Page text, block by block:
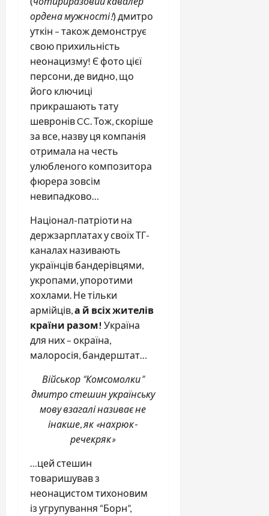
ордена мужності!) дмитро
уткін – також демонструє
свою прихильність
неонацизму! Є фото цієї
персони, де видно, що
його ключиці
прикрашають тату
шевронів CC. Тож, скоріше
за все, назву ця компанія
отримала на честь
улюбленого композитора
фюрера зовсім
невипадково…
Націонал-патріоти на
держзарплатах у своїх ТГ-
каналах називають
українців бандерівцями,
укропами, упоротими
хохлами. Не тільки
армійців,а й всіх жителів
країни разом! Україна
для них – окраїна,
малоросія, бандерштат…
Військор “Комсомолки”
дмитро стешин українську
мову взагалі називає не
інакше, як «нахрюк-
речекряк»
…цей стешин
товаришував з
неонацистом тихоновим
із угрупування “Борн”,